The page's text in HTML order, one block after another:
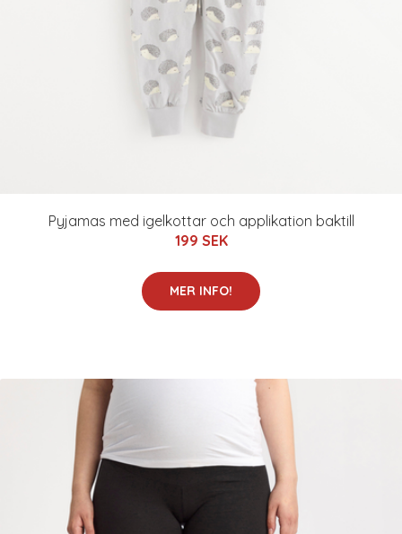
Pyjamas med igelkottar och applikation baktill
199 SEK
MER INFO!